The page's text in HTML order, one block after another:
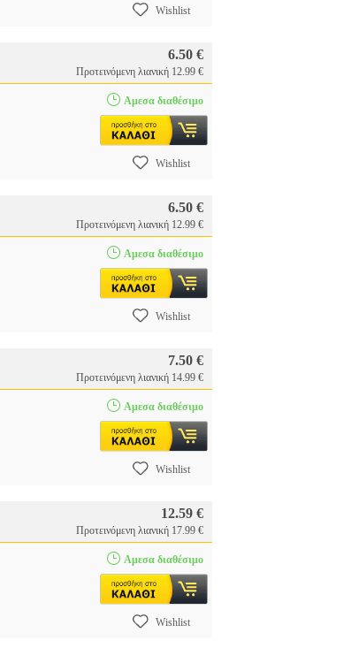
Wishlist
6.50 €
Προτεινόμενη λιανική 12.99 €
Αμεσα διαθέσιμο
Wishlist
6.50 €
Προτεινόμενη λιανική 12.99 €
Αμεσα διαθέσιμο
Wishlist
7.50 €
Προτεινόμενη λιανική 14.99 €
Αμεσα διαθέσιμο
Wishlist
12.59 €
Προτεινόμενη λιανική 17.99 €
Αμεσα διαθέσιμο
Wishlist